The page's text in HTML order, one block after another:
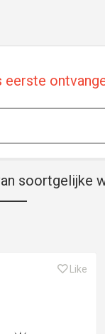
soortgelijke
Like